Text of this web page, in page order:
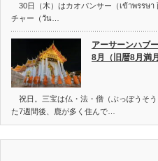
30日（木）はカオパンサー（เข้าพรรษา
チャー（วัน…
アーサーンハブ
8月（旧暦8月満
祝日。三宝は仏・法・僧（ぶっぽうそ
た7週間後、鹿が多く住んで…